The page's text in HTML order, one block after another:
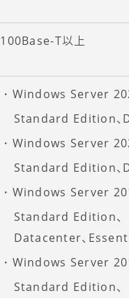
100Base-T以上
Windows Server
Standard Edition
Windows Server
Standard Edition
Windows Server
Standard Edition、
Datacenter、
Windows Server
Standard Edition、